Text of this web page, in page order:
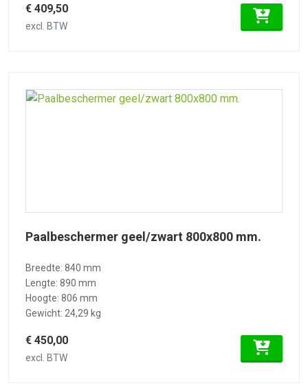
€ 409,50
excl. BTW
Paalbeschermer geel/zwart 800x800 mm.
Breedte: 840 mm
Lengte: 890 mm
Hoogte: 806 mm
Gewicht: 24,29 kg
€ 450,00
excl. BTW